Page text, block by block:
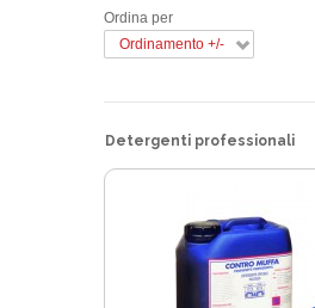
Ordina per
Ordinamento +/-
Detergenti professionali